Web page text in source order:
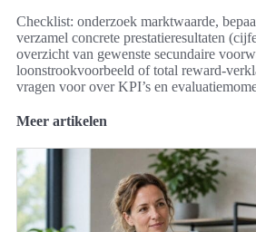
Checklist: onderzoek marktwaarde,
verzamel concrete prestatieresultaten
overzicht van gewenste secundaire
loonstrookvoorbeeld of total reward-
vragen voor over KPI’s en
Meer artikelen